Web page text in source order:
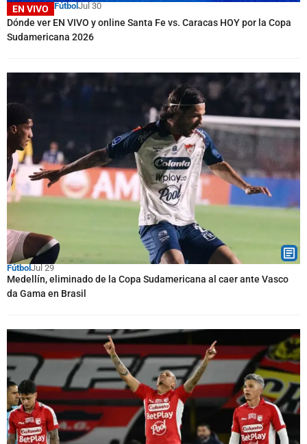
EN VIVO Fútbol Jul 30
Dónde ver EN VIVO y online Santa Fe vs. Caracas HOY por la Copa
Sudamericana 2026
FútbolJul 29
Medellín, eliminado de la Copa Sudamericana al caer ante Vasco
da Gama en Brasil